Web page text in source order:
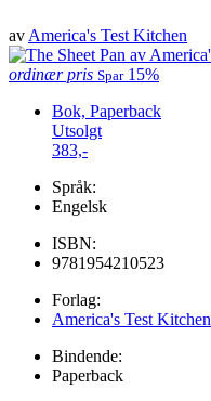
av America's Test Kitchen
ordinær pris Spar 15%
Bok, Paperback
Utsolgt
383,-
Språk:
Engelsk
ISBN:
9781954210523
Forlag:
America's Test Kitchen
Bindende:
Paperback